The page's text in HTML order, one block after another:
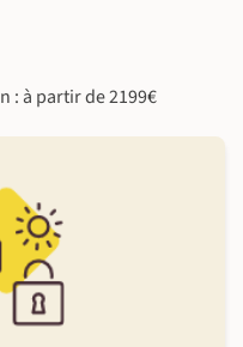
: à partir de 2199€